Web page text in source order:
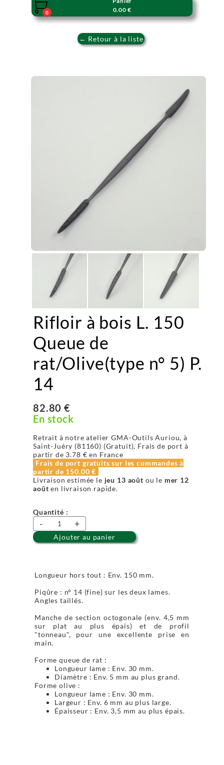

0
0.00 €
← Retour à la liste
Rifloir à bois L. 150
Queue de
rat/Olive(type n° 5) P.
14
82.80 €
En stock
Retrait à notre atelier GMA-Outils Auriou, à
Saint-Juéry (81160) (Gratuit), Frais de port à
partir de 3.78 € en France
Frais de port gratuits sur les commandes à
partir de 150.00 €
Livraison estimée le jeu 13 août ou le mer 12
août en livraison rapide.
Quantité :
- +
Ajouter au panier
Longueur hors tout : Env. 150 mm.
Piqûre : n° 14 (fine) sur les deux lames.
Angles taillés.
Manche de section octogonale (env. 4,5 mm
sur plat au plus épais) et de profil
"tonneau", pour une excellente prise en
main.
Forme queue de rat :
Longueur lame : Env. 30 mm.
Diamètre : Env. 5 mm au plus grand.
Forme olive :
Longueur lame : Env. 30 mm.
Largeur : Env. 6 mm au plus large.
Épaisseur : Env. 3,5 mm au plus épais.